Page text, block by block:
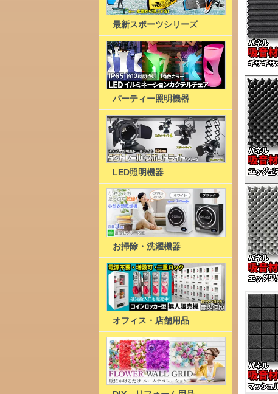
最新スポーツシリーズ
パーティー照明機器
LED照明機器
お掃除・洗濯機器
オフィス・店舗用品